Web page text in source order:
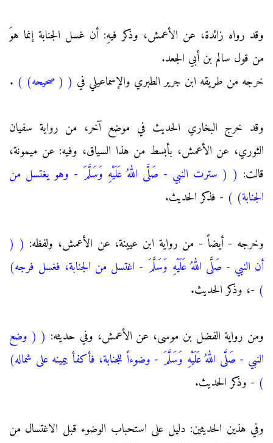
وقد رواه زائدة، عن الأعمش، وذكر فيهِ: أن غسل الجنابة إنما هوَ
من قول سالم بن أبي الجعد.
خرجه من طريقه ابن جرير الطبري والإسماعيلي في ( ( صحيحه) )
.
وقد خرج البخاري الحديث في موضع آخر، من رواية سفيان
الثوري، عن الأعمش، بأبسط من هذا السياق، وفيه: عن ميمونة،
قالت: ( ( سترت النبي - صَلَّى اللهُ عَلَيْهِ وَسَلَّمَ - وهو يغتسل من
الجنابة) ) - فذكر الحديث.
وخرجه - أيضاً - من رواية ابن عيينة، عن الأعمش، ولفظه: (
(
أن النبي - صَلَّى اللهُ عَلَيْهِ وَسَلَّمَ - اغتسل من الجنابة، فغسل فرجه)
) -، وذكر الحديث.
ومن رواية الفضل بن موسى، عن الأعمش، وفي حديثه: ( ( وضع
النبي - صَلَّى اللهُ عَلَيْهِ وَسَلَّمَ - وضوءاً للجنابة، فأكفأ بيمينه على شماله)
) - وذكر الحديث.
وفي هذين الحديثين: دليل على استحباب الوضوء قبل الاغتسال من